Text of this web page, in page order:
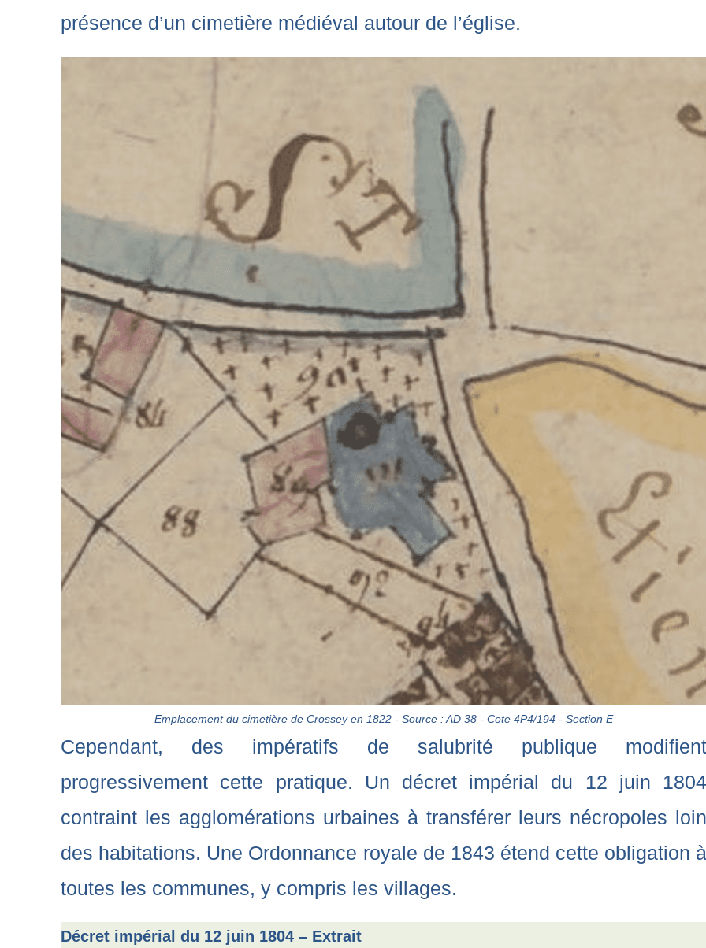
présence d’un cimetière médiéval autour de l’église.
Emplacement du cimetière de Crossey en 1822 - Source : AD 38 - Cote 4P4/194 - Section E
Cependant, des impératifs de salubrité publique modifient
progressivement cette pratique. Un décret impérial du 12 juin 1804
contraint les agglomérations urbaines à transférer leurs nécropoles loin
des habitations. Une Ordonnance royale de 1843 étend cette obligation à
toutes les communes, y compris les villages.
Décret impérial du 12 juin 1804 – Extrait